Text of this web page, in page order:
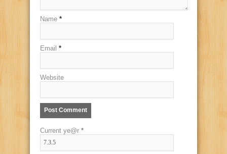
Name *
Email *
Website
Current ye@r *